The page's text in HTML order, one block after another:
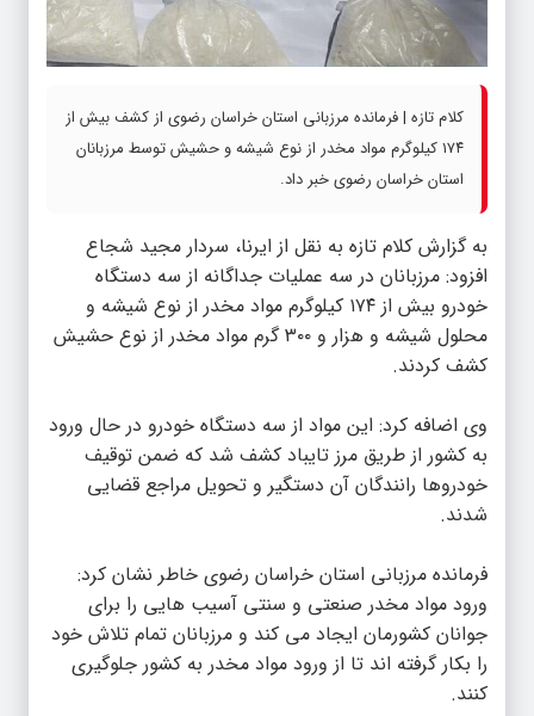
کلام تازه | فرمانده مرزبانی استان خراسان رضوی از کشف بیش از
۱۷۴ کیلوگرم مواد مخدر از نوع شیشه و حشیش توسط مرزبانان
استان خراسان رضوی خبر داد.
به گزارش کلام تازه به نقل از ایرنا، سردار مجید شجاع
افزود: مرزبانان در سه عملیات جداگانه از سه دستگاه
خودرو بیش از ۱۷۴ کیلوگرم مواد مخدر از نوع شیشه و
محلول شیشه و هزار و ۳۰۰ گرم مواد مخدر از نوع حشیش
کشف کردند.
وی اضافه کرد: این مواد از سه دستگاه خودرو در حال ورود
به کشور از طریق مرز تایباد کشف شد که ضمن توقیف
خودروها رانندگان آن دستگیر و تحویل مراجع قضایی
شدند.
فرمانده مرزبانی استان خراسان رضوی خاطر نشان کرد:
ورود مواد مخدر صنعتی و سنتی آسیب هایی را برای
جوانان کشورمان ایجاد می کند و مرزبانان تمام تلاش خود
را بکار گرفته اند تا از ورود مواد مخدر به کشور جلوگیری
کنند.